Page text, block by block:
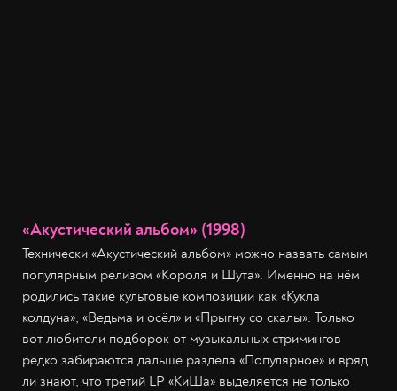
«Акустический альбом» (1998)
Технически «Акустический альбом» можно назвать самым
популярным релизом «Короля и Шута». Именно на нём
родились такие культовые композиции как «Кукла
колдуна», «Ведьма и осёл» и «Прыгну со скалы». Только
вот любители подборок от музыкальных стримингов
редко забираются дальше раздела «Популярное» и вряд
ли знают, что третий LP «КиШа» выделяется не только